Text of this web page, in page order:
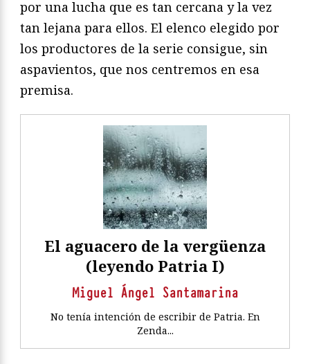
por una lucha que es tan cercana y la vez
tan lejana para ellos. El elenco elegido por
los productores de la serie consigue, sin
aspavientos, que nos centremos en esa
premisa.
El aguacero de la vergüenza
(leyendo Patria I)
Miguel Ángel Santamarina
No tenía intención de escribir de Patria. En
Zenda...